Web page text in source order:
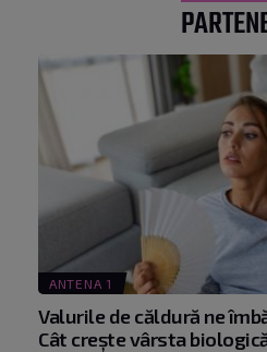
ANTENA 1
Valurile de căldură ne
Cât crește vârsta